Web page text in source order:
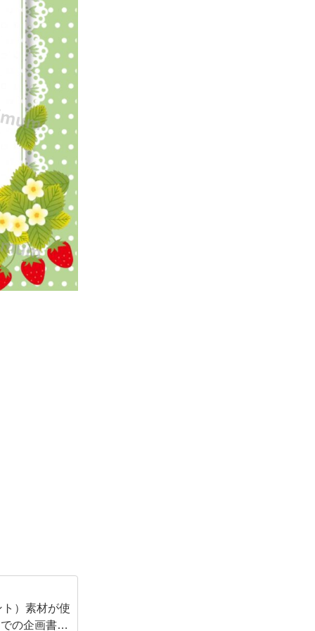
）素材が使
の企画書の